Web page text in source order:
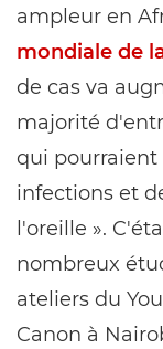
ampleur en
mondiale de
de cas va
majorité
qui pourraient
infections et
l'oreille ».
nombreux
ateliers du
Canon à